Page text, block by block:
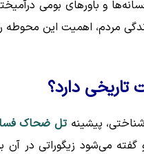
و باورهای بومی
مردم، اهمیت این محوطه
دارد؟
پیشینهتل ضحاک فسا
و گفته می‌شود زیگوراتی در